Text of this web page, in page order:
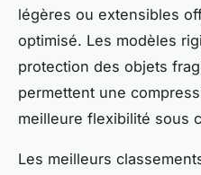
légères ou extensibles
optimisé. Les modèles
protection des objets
permettent une
meilleure flexibilité sous
Les meilleurs